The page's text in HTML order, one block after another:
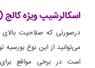
اسکالرشیپ ویژه کالج (College-specific)
درصورتی که صلاحیت
می‌توانید از این نوع
است در برخی مواقع